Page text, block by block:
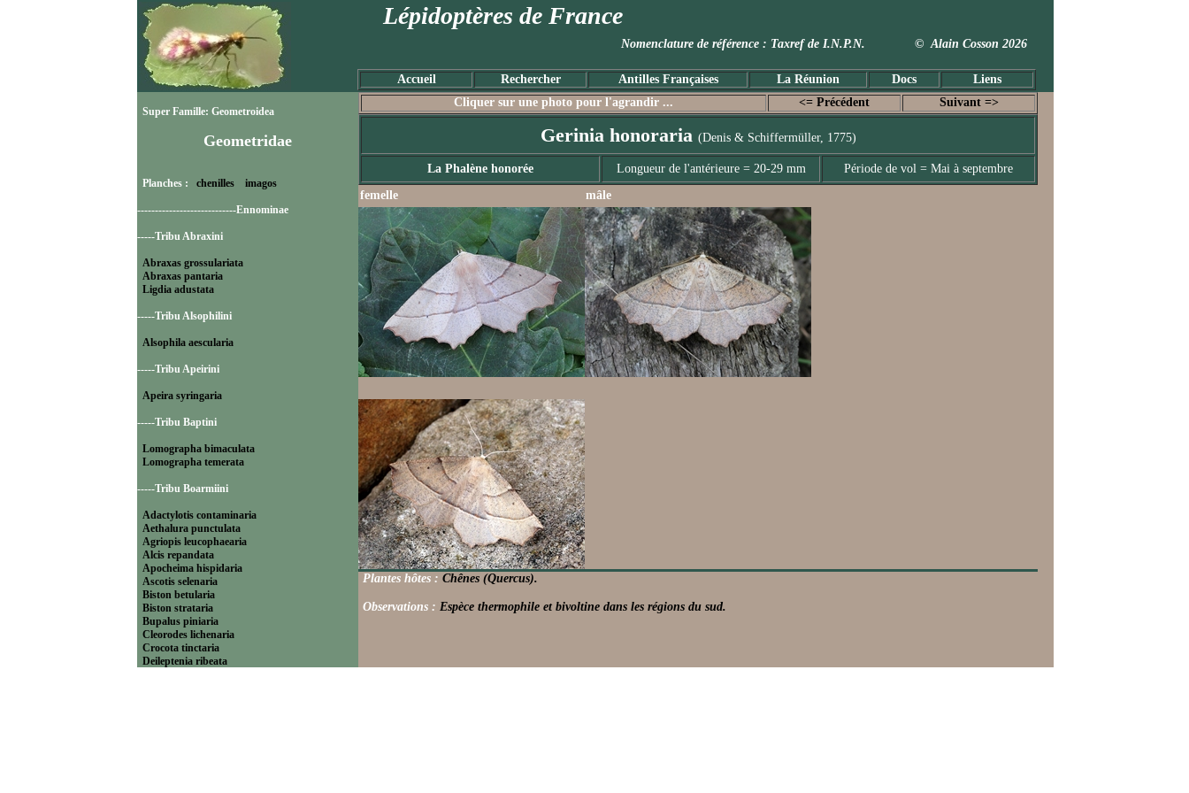
Lépidoptères de France
Nomenclature de référence : Taxref de I.N.P.N. © Alain Cosson 2026
Accueil Rechercher Antilles Françaises La Réunion Docs Liens
Super Famille: Geometroidea
Geometridae
Planches : chenilles imagos
----------------------------Ennominae
-----Tribu Abraxini
Abraxas grossulariata
Abraxas pantaria
Ligdia adustata
-----Tribu Alsophilini
Alsophila aescularia
-----Tribu Apeirini
Apeira syringaria
-----Tribu Baptini
Lomographa bimaculata
Lomographa temerata
-----Tribu Boarmiini
Adactylotis contaminaria
Aethalura punctulata
Agriopis leucophaearia
Alcis repandata
Apocheima hispidaria
Ascotis selenaria
Biston betularia
Biston strataria
Bupalus piniaria
Cleorodes lichenaria
Crocota tinctaria
Deileptenia ribeata
Cliquer sur une photo pour l'agrandir ... <= Précédent Suivant =>
Gerinia honoraria (Denis & Schiffermüller, 1775)
La Phalène honorée Longueur de l'antérieure = 20-29 mm
Période de vol = Mai à septembre
femelle
mâle
Plantes hôtes : Chênes (Quercus).
Observations : Espèce thermophile et bivoltine dans les régions du sud.